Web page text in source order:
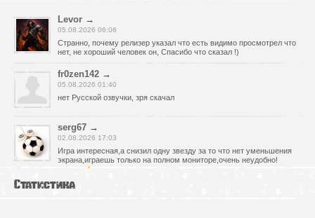
Levor →
05.08.2026 06:06
Странно, почему релизер указал что есть видимо просмотрел что
нет, не хороший человек он, Спасибо что сказал !)
fr0zen142 →
05.08.2026 01:40
нет Русской озвучки, зря скачал
serg67 →
02.08.2026 17:03
Игра интересная,а снизил одну звезду за то что нет уменьшения
экрана,играешь только на полном мониторе,очень неудобно!
Статистика